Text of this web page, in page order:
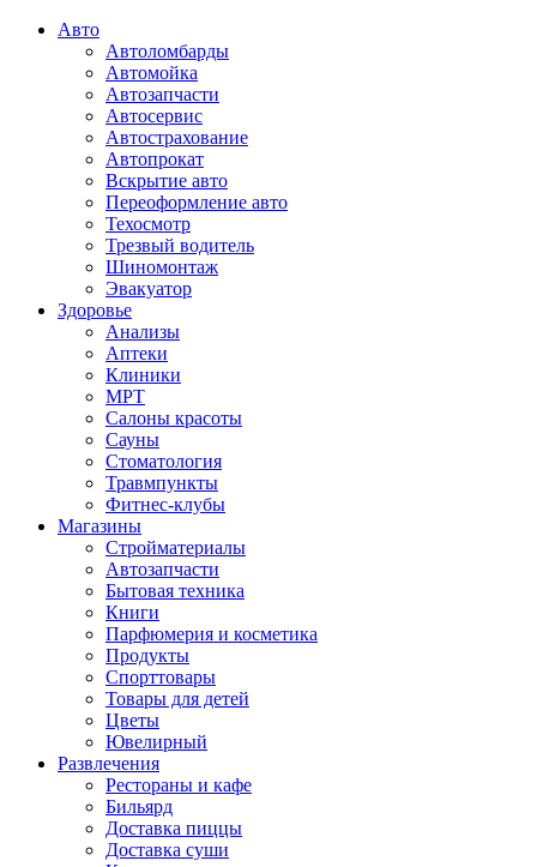
Авто
Автоломбарды
Автомойка
Автозапчасти
Автосервис
Автострахование
Автопрокат
Вскрытие авто
Переоформление авто
Техосмотр
Трезвый водитель
Шиномонтаж
Эвакуатор
Здоровье
Анализы
Аптеки
Клиники
МРТ
Салоны красоты
Сауны
Стоматология
Травмпункты
Фитнес-клубы
Магазины
Стройматериалы
Автозапчасти
Бытовая техника
Книги
Парфюмерия и косметика
Продукты
Спорттовары
Товары для детей
Цветы
Ювелирный
Развлечения
Рестораны и кафе
Бильярд
Доставка пиццы
Доставка суши